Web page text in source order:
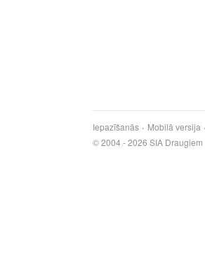
Iepazīšanās Mobilā versija
© 2004 - 2026 SIA Draugiem